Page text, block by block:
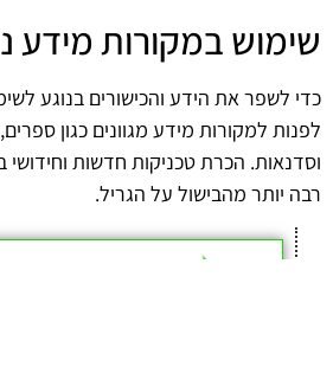
שימוש במקורות מידע
כדי לשפר את הידע והכישורים בנוגע
לפנות למקורות מידע מגוונים כגון
וסדנאות. הכרת טכניקות חדשות
רבה יותר מהבישול על הגריל.